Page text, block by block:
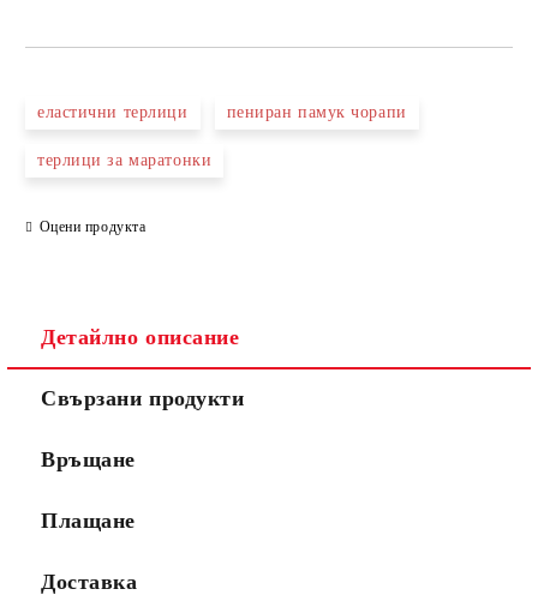
еластични терлици пениран памук чорапи
терлици за маратонки
Оцени продукта
Детайлно описание
Свързани продукти
Връщане
Плащане
Доставка